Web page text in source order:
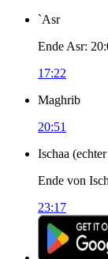
`Asr
Ende Asr:
17:22
Maghrib
20:51
Ischaa (
Ende von
23:17